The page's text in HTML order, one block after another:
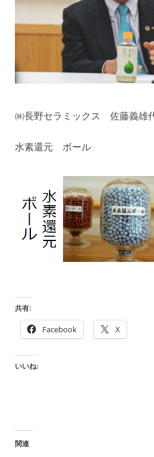
㈱長野セラミックス 佐藤義雄
水素還元 ボール
共有:
Facebook X
いいね:
関連